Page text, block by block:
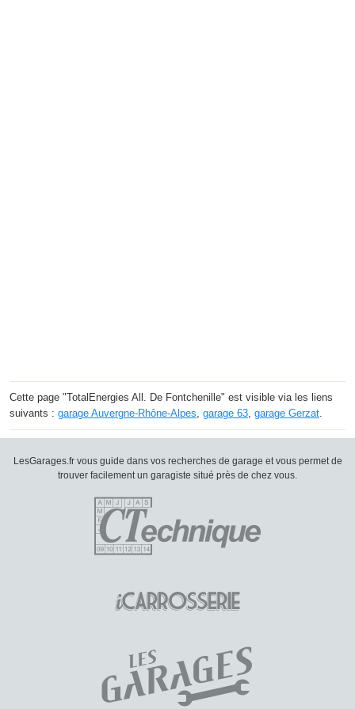
Cette page "TotalEnergies All. De Fontchenille" est visible via les liens
suivants : garage Auvergne-Rhône-Alpes garage 63 garage Gerzat
LesGarages.fr vous guide dans vos recherches de garage et vous permet de
trouver facilement un garagiste situé près de chez vous.